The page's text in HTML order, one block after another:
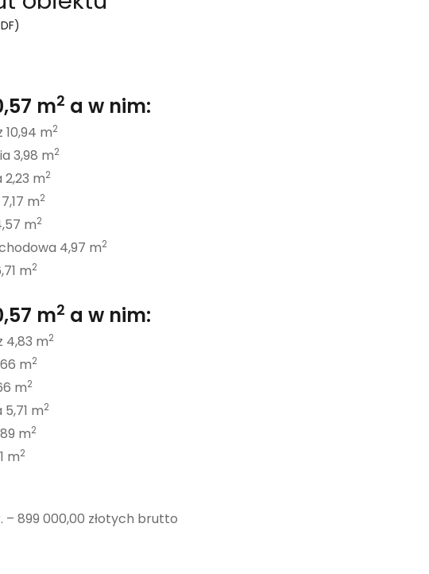
m2 a w nim:
m2
3,98 m2
2,23 m2
m2
m2
4,97 m2
m2
m2 a w nim:
4,83 m2
m2
m2
5,71 m2
m2
m2
– 899 000,00 złotych brutto